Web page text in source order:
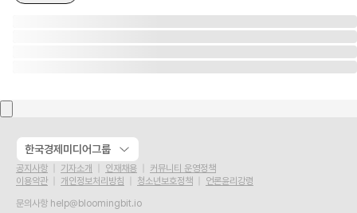
한국경제미디어그룹
공지사항 기자소개 인재채용
커뮤니티 운영정책
이용약관
개인정보처리방침 청소년보호정책
언론윤리강령
문의사항 help@bloomingbit.io